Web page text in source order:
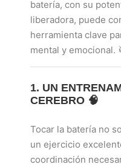
batería, con su
liberadora, puede
herramienta clave
mental y emocional.
1. UN
CEREBRO 🧠
Tocar la batería no
un ejercicio
coordinación